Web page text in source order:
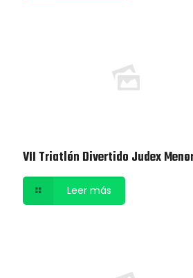
VII Triatlón Divertido Judex
Leer más